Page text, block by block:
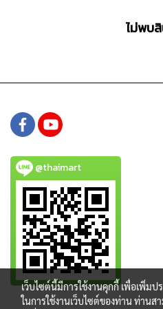
ไม่พบ
@thaimart
เว็บไซต์นี้มีการใช้งานคุกกี้ เพื่อเพิ่ม
ในการใช้งานเว็บไซต์ของท่าน ท่านส